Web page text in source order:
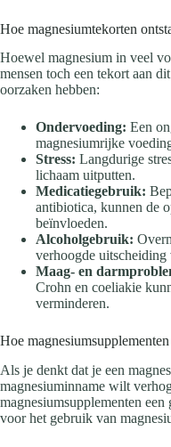
Hoe magnesiumtekorten
Hoewel magnesium in veel
mensen toch een tekort aan
oorzaken hebben:
Ondervoeding: Een
magnesiumrijke
Stress: Langdurige
lichaam uitputten.
Medicatiegebruik:
antibiotica, kunnen de
beïnvloeden.
Alcoholgebruik:
verhoogde uitscheiding
Maag- en
Crohn en coeliakie
verminderen.
Hoe
Als je denkt dat je een
magnesiuminname wilt
magnesiumsupplementen
voor het gebruik van